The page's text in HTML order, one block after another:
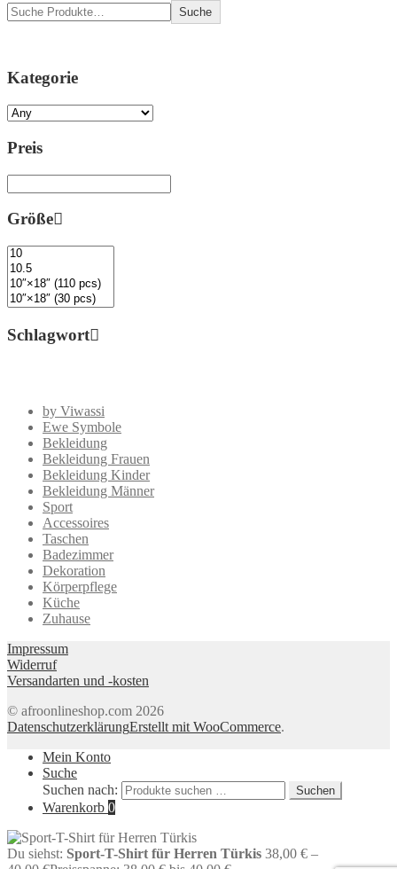
Suche
Kategorie
Preis
Größe
Schlagwort
by Viwassi
Ewe Symbole
Bekleidung
Bekleidung Frauen
Bekleidung Kinder
Bekleidung Männer
Sport
Accessoires
Taschen
Badezimmer
Dekoration
Körperpflege
Küche
Zuhause
Impressum
Widerruf
Versandarten und -kosten
© afroonlineshop.com 2026
DatenschutzerklärungErstellt mit WooCommerce.
Mein Konto
Suche
Suchen nach:
Suchen
Warenkorb 0
Du siehst: Sport-T-Shirt für Herren Türkis 38,00 € –